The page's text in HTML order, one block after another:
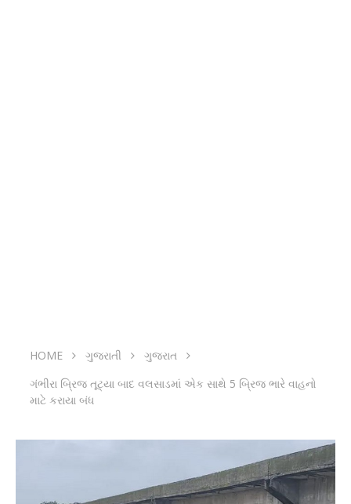
HOME ગુજરાતી
ગુજરાત
ગંભીરા બ્રિજ તૂટ્યા બાદ વલસાડમાં એક સાથે 5 બ્રિજ ભારે વાહનો
માટે કરાયા બંધ